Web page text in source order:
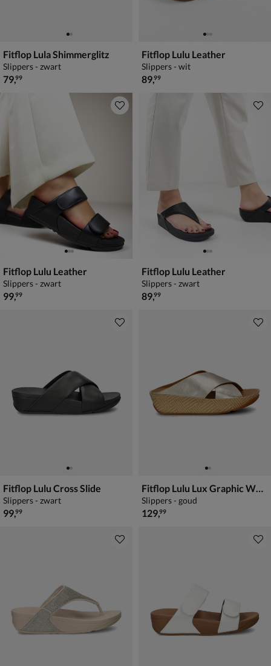
Fitflop Lula Shimmerglitz
Slippers - zwart
€ 79,99
79,99
Fitflop Lulu Leather
Slippers - wit
€ 89,99
89,99
Fitflop Lulu Leather
Slippers - zwart
€ 99,99
99,99
Fitflop Lulu Leather
Slippers - zwart
€ 89,99
89,99
Fitflop Lulu Cross Slide
Slippers - zwart
€ 99,99
99,99
Fitflop Lulu Lux Graphic Wedge
Slippers - goud
€ 129,99
129,99